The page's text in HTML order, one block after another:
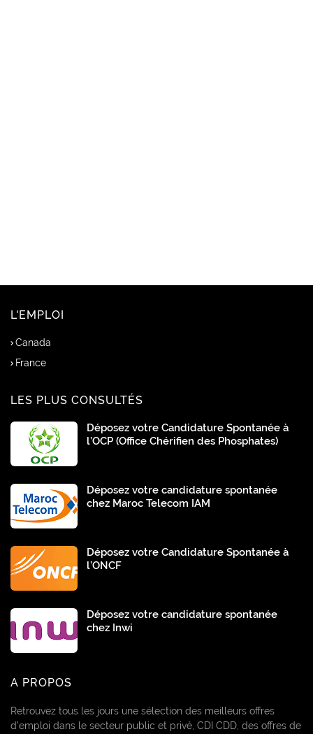
L'EMPLOI
Canada
France
LES PLUS CONSULTÉS
Déposez votre Candidature Spontanée à
l’OCP (Office Chérifien des Phosphates)
Déposez votre candidature spontanée
chez Maroc Telecom IAM
Déposez votre Candidature Spontanée à
l’ONCF
Déposez votre candidature spontanée
chez Inwi
A PROPOS
Retrouvez tous les jours une sélection des meilleurs offres
d’emploi dans le secteur public et privé, CDI CDD, des offres de